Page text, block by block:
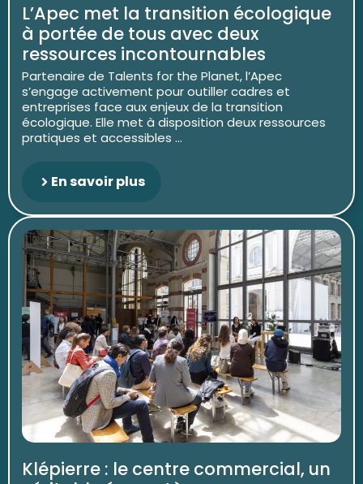
L’Apec met la transition écologique
à portée de tous avec deux
ressources incontournables
Partenaire de Talents for the Planet, l’Apec
s’engage activement pour outiller cadres et
entreprises face aux enjeux de la transition
écologique. Elle met à disposition deux ressources
pratiques et accessibles ...
En savoir plus
Klépierre : le centre commercial, un